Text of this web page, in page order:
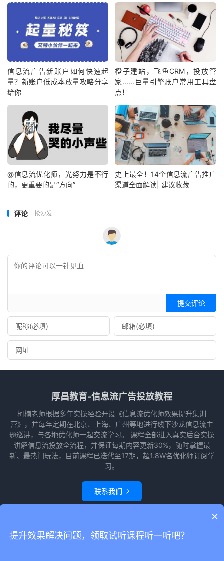
信息流广告新账户如何快速起
量？新账户低成本放量攻略分享
给你
橙子建站，飞鱼CRM，投放管
家......巨量引擎账户常用工具盘
点！
@信息流优化师，光努力是不行
的，更重要的是“方向”
史上最全！14个信息流广告推广
渠道全面解读| 建议收藏
评论 抢沙发
提交评论
厚昌教育-信息流广告投放教程
柯楠老师根据多年实操经验开设《信息流优化师效果提升集训
营》，并每年定期在北京、上海、广州等地进行线下沙龙信息流主
题巡讲，与各地优化师一起交流学习。 课程全部进入真实后台实操
讲解信息流投放全流程，并保证每期内容更新30%，随时掌握最
新、最热门玩法，目前课程已迭代至17期，超1.8W名优化师订阅学
习。
联系我们 
© 2010-2026信息流广告投放学习网本站主题由themebetter提供
地图
×
提升效果解决问题，领取试听课程听一听吧？